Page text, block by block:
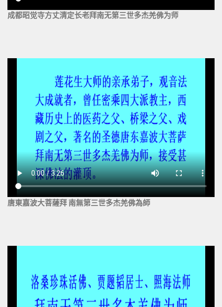
成都昭觉寺方丈清定长老拜南无第三世多杰羌佛为师
唐東嘉波大菩薩拜 南無第三世多杰羌佛為師